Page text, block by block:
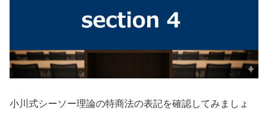
小川式シーソー理論の特商法の表記を確認してみましょ